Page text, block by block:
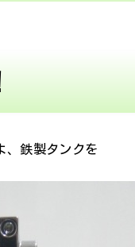
、鉄製タンクを